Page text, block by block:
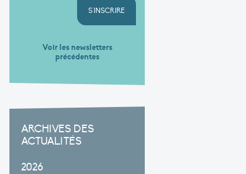
S'INSCRIRE
Voir les newsletters
précédentes
ARCHIVES DES
ACTUALITÉS
2026